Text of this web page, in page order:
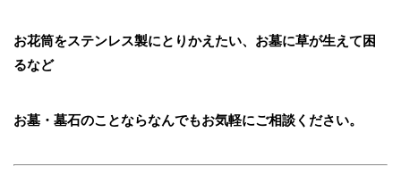
お花筒をステンレス製にとりかえたい、お墓に草が生えて困
るなど
お墓・墓石のことならなんでもお気軽にご相談ください。